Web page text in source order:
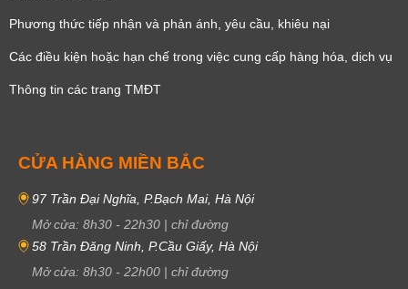
Phương thức tiếp nhận và phản ánh, yêu cầu, khiêu nại
Các điều kiện hoặc hạn chế trong việc cung cấp hàng hóa, dịch vụ
Thông tin các trang TMĐT
CỬA HÀNG MIỀN BẮC
97 Trần Đại Nghĩa, P.Bạch Mai, Hà Nội
Mở cửa: 8h30 - 22h30 | chỉ đường
58 Trần Đăng Ninh, P.Cầu Giấy, Hà Nội
Mở cửa: 8h30 - 22h00 | chỉ đường